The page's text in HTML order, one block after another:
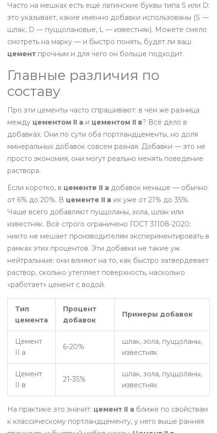
Часто на мешках есть ещё латинские буквы типа S или D:
это указывает, какие именно добавки использованы (S —
шлак, D — пуццолановые, L — известняк). Можете смело
смотреть на марку — и быстро понять, будет ли ваш
цемент прочным и для чего он больше подходит.
Главные различия по
составу
Про эти цементы часто спрашивают: в чём же разница
между цементом II а и цементом II в? Всё дело в
добавках. Они по сути оба портландцементы, но доля
минеральных добавок совсем разная. Добавки — это не
просто экономия, они могут реально менять поведение
раствора.
Если коротко, в цементе II а добавок меньше — обычно
от 6% до 20%. В цементе II в их уже от 21% до 35%.
Чаще всего добавляют пуццоланы, зола, шлак или
известняк. Всё строго ограничено ГОСТ 31108-2020;
никто не мешает производителям экспериментировать в
рамках этих процентов. Эти добавки не такие уж
нейтральные: они влияют на то, как быстро затвердевает
раствор, сколько утепляет поверхность, насколько
«работает» цемент с водой.
Тип
цемента
Процент
добавок
Примеры добавок
Цемент
II а
6-20%
шлак, зола, пуццоланы,
известняк
Цемент
II в
21-35%
шлак, зола, пуццоланы,
известняк
На практике это значит: цемент II а ближе по свойствам
к классическому портландцементу, у него выше ранняя